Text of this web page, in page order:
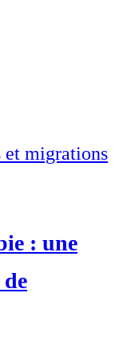
et migrations
: une